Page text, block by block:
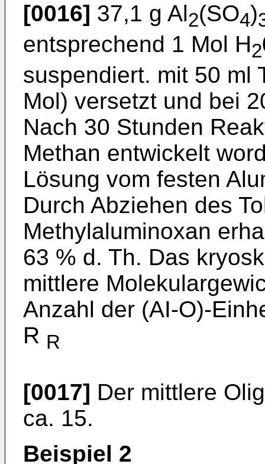
[0016] 37,1 g Al2(SO4)
entsprechend 1 Mol H2
suspendiert. mit 50 ml
Mol) versetzt und bei
Nach 30 Stunden
Methan entwickelt
Lösung vom festen
Durch Abziehen des
Methylaluminoxan
63 % d. Th. Das
mittlere
Anzahl der (AI-O)-
R R
[0017] Der mittlere
ca. 15.
Beispiel 2